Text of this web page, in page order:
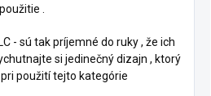
.
- sú tak príjemné do ruky , že ich
si jedinečný dizajn , ktorý
použití tejto kategórie